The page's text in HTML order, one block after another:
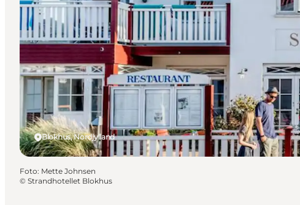
Blokhus, Nordjylland
Foto: Mette Johnsen
© Strandhotellet Blokhus